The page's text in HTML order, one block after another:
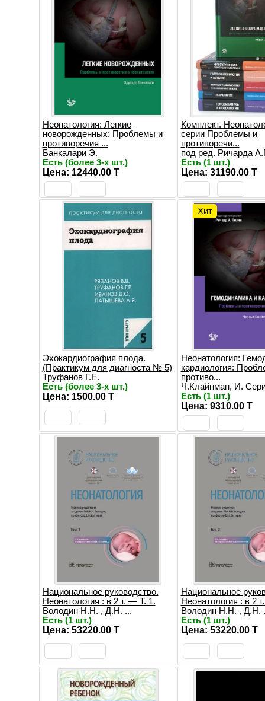
Неонатология: Легкие
новорожденных: Проблемы и
противоречия ...
Банкалари Э.
Есть (более 3-х шт.)
Цена: 12440.00 T
Комплект.
серии Проблемы и
противоречи...
под ред. Ричарда
Есть (1 шт.)
Цена: 31190.00 T
Эхокардиография плода.
(Практикум для диагноста № 5)
Труфанов Г.Е.
Есть (более 3-х шт.)
Цена: 1500.00 T
Хит
Неонатология:
кардиология:
противо...
Ч.Клайнман, И.
Есть (1 шт.)
Цена: 9310.00 T
Национальное руководство.
Неонатология : в 2 т. — Т. 1.
Володин Н.Н. , Д.Н. ...
Есть (1 шт.)
Цена: 53220.00 T
Национальное
Неонатология : в 2
Володин Н.Н. , Д.Н.
Есть (1 шт.)
Цена: 53220.00 T